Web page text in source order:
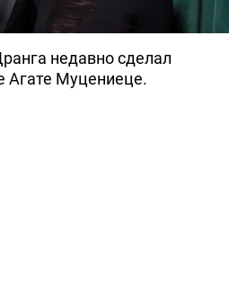
недавно сделал
Агате Муцениеце.